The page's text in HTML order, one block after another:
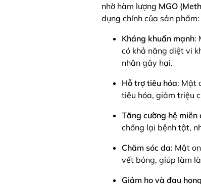
nhờ hàm lượng MGO
dụng chính của sản phẩm:
Kháng khuẩn mạnh:
có khả năng diệt vi
nhân gây hại.
Hỗ trợ tiêu hóa: Mật
tiêu hóa, giảm triệu
Tăng cường hệ miễn
chống lại bệnh tật,
Chăm sóc da: Mật
vết bỏng, giúp làm
Giảm ho và đau họng